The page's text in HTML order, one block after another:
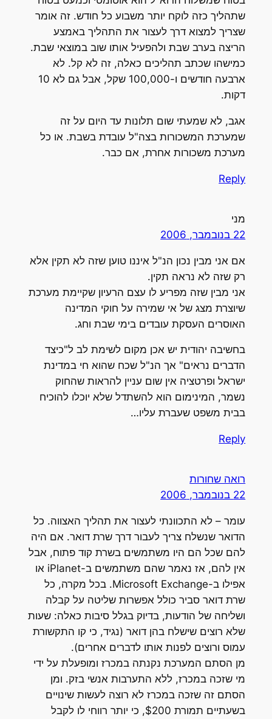
שתהליך כזה לוקח יותר משבוע כל חודש. זה אומר
שצריך למצוא דרך לעצור את התהליך באמצע
הריצה בערב שבת ולהפעיל אותו שוב במוצאי שבת.
כמישהו שכתב תהליכים כאלה, זה לא קל. לא
ארבעה חודשים ו-100,000 שקל, אבל גם לא 10
דקות.
אגב, לא שמעתי שום תלונות עד היום על זה
שמערכת המשכורות בצה"ל עובדת בשבת. או כל
מערכת משכורות אחרת, אם כבר.
Reply
מני
22 בנובמבר, 2006
אם אני מבין נכון הנ"ל איננו טוען שזה לא תקין אלא
רק שזה לא נראה תקין.
אני מבין שזה מפריע לו עצם הרעיון שקיימת מערכת
שיוצרת מצג של אי שמירה על חוקי המדינה
האוסרים העסקת עובדים בימי שבת וחג.
בחשיבה יהודית יש אכן מקום לשימת לב ל"כיצד
הדברים נראים" אך הנ"ל שכח שהוא חי במדינת
ישראל ופרטציה אין שום עניין להראות שהחוק
נשמר, המינימום הוא להשתדל שלא יוכלו להוכיח
בבית משפט שעברת עליו…
Reply
רואה שחורות
22 בנובמבר, 2006
עומר – לא התכוונתי לעצור את תהליך האצווה. כל
הדואר שנשלח צריך לעבור דרך שרת דואר. אם היה
להם שכל הם היו משתמשים בשרת קוד פתוח, אבל
אין להם, אז נאמר שהם משתמשים ב-iPlanet או
אפילו ב-Microsoft Exchange. בכל מקרה, כל
שרת דואר סביר כולל אפשרות שליטה על קבלה
ושליחה של הודעות, בדיוק בגלל סיבות כאלה: שעות
שלא רוצים שישלח בהן דואר (נגיד, כי קו התקשורת
עמוס ורוצים לפנות אותו לדברים אחרים).
מן הסתם המערכת נקנתה במכרז ומופעלת על ידי
מי שזכה במכרז, ללא התערבות אנשי בזק. ומן
הסתם זה שזכה במכרז לא רוצה לעשות שינויים
בשעתיים תמורת $200, כי יותר רווחי לו לקבל